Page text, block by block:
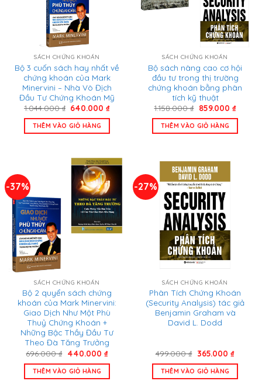
SÁCH CHỨNG KHOÁN
Bộ 3 cuốn sách hay nhất về
chứng khoán của Mark
Minervini – Nhà Vô Địch
Đầu Tư Chứng Khoán Mỹ
1.044.000₫ Giá
là:
1.044.000 ₫.
640.000₫Giá
THÊM VÀO GIỎ HÀNG
SÁCH CHỨNG KHOÁN
Bộ sách nâng cao cơ hội
đầu tư trong thị trường
chứng khoán bằng phân
tích kỹ thuật
1.158.000₫ Giá
là:
1.158.000 ₫.
859.000 ₫Giá
tại
THÊM VÀO GIỎ HÀNG
-37%
SÁCH CHỨNG KHOÁN
Bộ 2 quyển sách chứng
khoán của Mark Minervini:
Giao Dịch Như Một Phù
Thuỷ Chứng Khoán +
Những Bậc Thầy Đầu Tư
Theo Đà Tăng Trưởng
696.000₫ Giá
là:
696.000 ₫.
440.000 ₫Giá
tại
THÊM VÀO GIỎ HÀNG
-27%
SÁCH CHỨNG KHOÁN
Phân Tích Chứng Khoán
(Security Analysis) tác giả
Benjamin Graham và
David L. Dodd
499.000₫ Giá
là:
499.000 ₫.
365.000 ₫Giá
tại
THÊM VÀO GIỎ HÀNG